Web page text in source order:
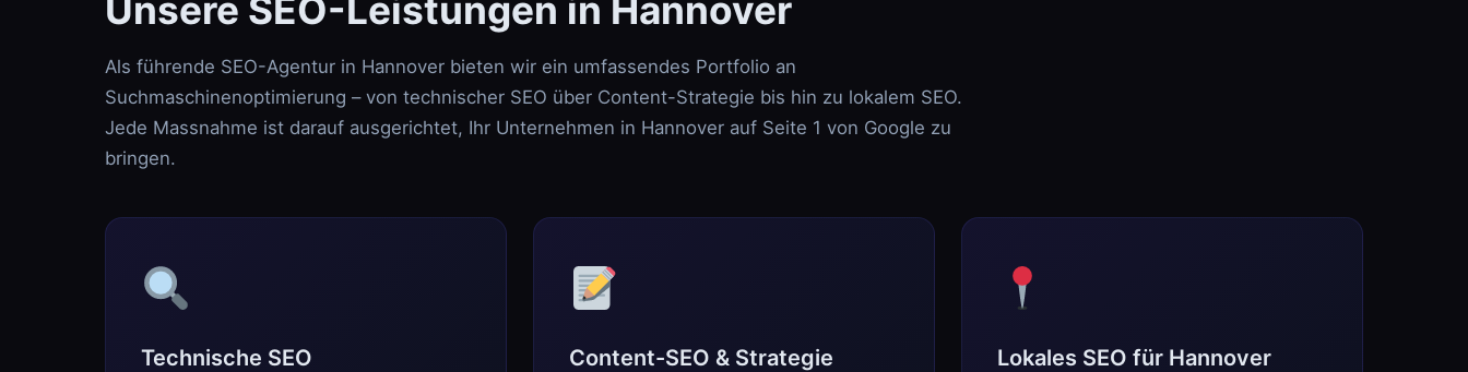
Unsere SEO-Leistungen in Hannover
Als führende SEO-Agentur in Hannover bieten wir ein umfassendes Portfolio an
Suchmaschinenoptimierung – von technischer SEO über Content-Strategie bis hin zu lokalem SEO.
Jede Massnahme ist darauf ausgerichtet, Ihr Unternehmen in Hannover auf Seite 1 von Google zu
bringen.
Technische SEO Content-SEO & Strategie Lokales SEO für Hannover